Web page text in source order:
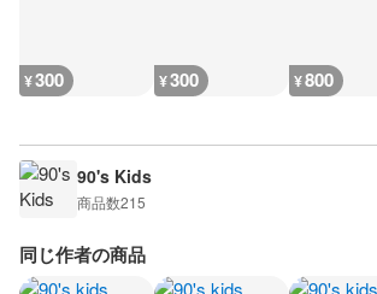
¥300 ¥300 ¥800
90's Kids
商品数215
同じ作者の商品